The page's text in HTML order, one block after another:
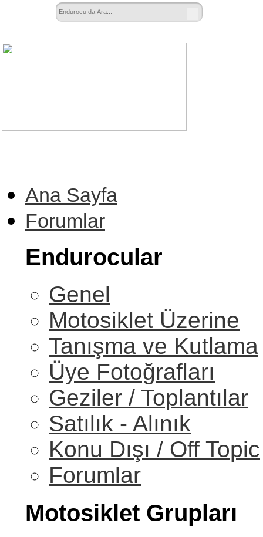
Ana Sayfa
Forumlar
Endurocular
Genel
Motosiklet Üzerine
Tanışma ve Kutlama
Üye Fotoğrafları
Geziler / Toplantılar
Satılık - Alınık
Konu Dışı / Off Topic
Forumlar
Motosiklet Grupları